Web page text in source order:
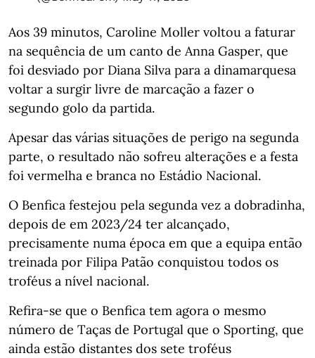
Aos 39 minutos, Caroline Moller voltou a faturar
na sequência de um canto de Anna Gasper, que
foi desviado por Diana Silva para a dinamarquesa
voltar a surgir livre de marcação a fazer o
segundo golo da partida.
Apesar das várias situações de perigo na segunda
parte, o resultado não sofreu alterações e a festa
foi vermelha e branca no Estádio Nacional.
O Benfica festejou pela segunda vez a dobradinha,
depois de em 2023/24 ter alcançado,
precisamente numa época em que a equipa então
treinada por Filipa Patão conquistou todos os
troféus a nível nacional.
Refira-se que o Benfica tem agora o mesmo
número de Taças de Portugal que o Sporting, que
ainda estão distantes dos sete troféus